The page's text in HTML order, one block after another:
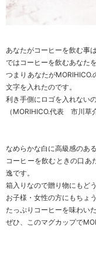
あなたがコーヒーを飲む事
ではコーヒーを飲むあなた
つまりあなたが
文字を入れたのです。
利き手側にロゴを入れない
（MORIHICO.代表 市川草
なめらかな白に高級感のあ
コーヒーを飲むときの口あ
逸です。
箱入りなので贈り物にもどう
お子様・女性の方にもちょ
たっぷりコーヒーを味わい
ぜひ、このマグカップで